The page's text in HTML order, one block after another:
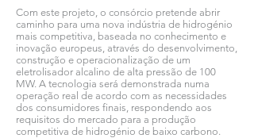
Com este projeto, o consórcio pretende abrir
caminho para uma nova indústria de hidrogénio
mais competitiva, baseada no conhecimento e
inovação europeus, através do desenvolvimento,
construção e operacionalização de um
eletrolisador alcalino de alta pressão de 100
MW. A tecnologia será demonstrada numa
operação real de acordo com as necessidades
dos consumidores finais, respondendo aos
requisitos do mercado para a produção
competitiva de hidrogénio de baixo carbono.